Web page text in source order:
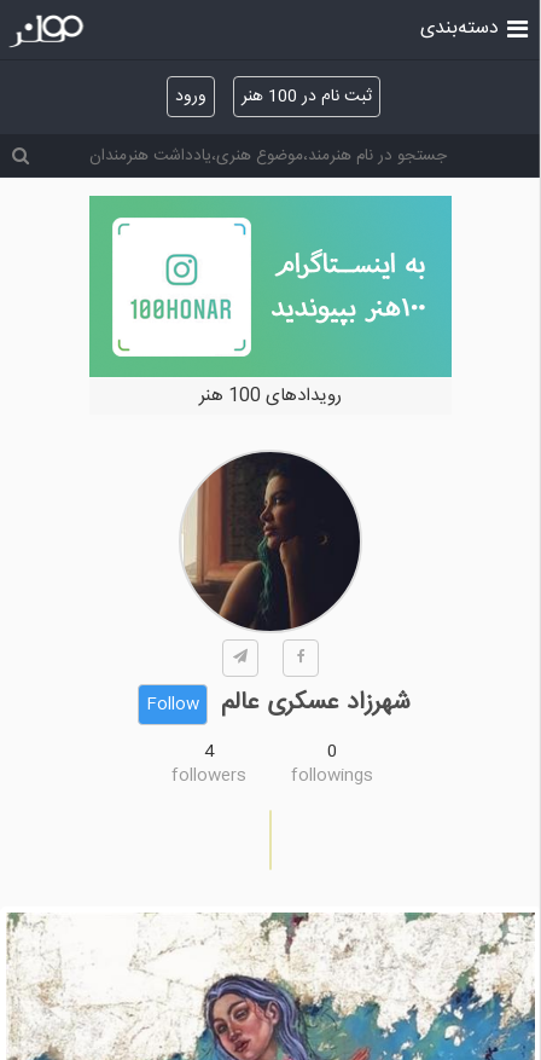
ثبت نام در 100 هنر ورود
دسته‌بندی
رویدادهای 100 هنر
شهرزاد عسکری عالم
Follow
0
followings
4
followers